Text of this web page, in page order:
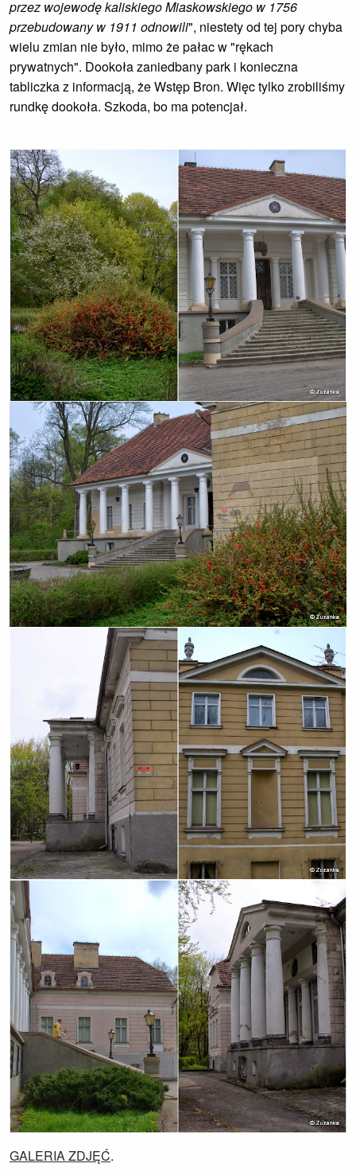
przez wojewodę kaliskiego Miaskowskiego w 1756
przebudowany w 1911 odnowili", niestety od tej pory chyba
wielu zmian nie było, mimo że pałac w "rękach
prywatnych". Dookoła zaniedbany park i konieczna
tabliczka z informacją, że Wstęp Bron. Więc tylko zrobiliśmy
rundkę dookoła. Szkoda, bo ma potencjał.
GALERIA ZDJĘĆ.